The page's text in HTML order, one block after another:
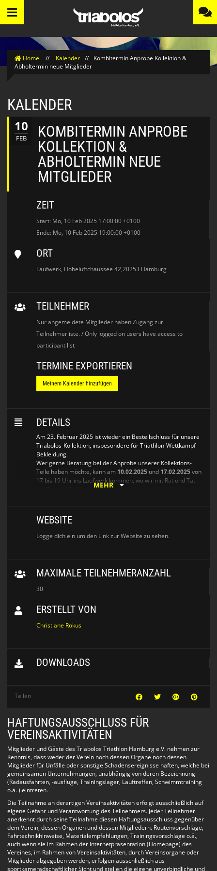
Home // Kalender //
Kombitermin Anprobe Kollektion &
Abholtermin neue Mitglieder
KALENDER
10
FEB
KOMBITERMIN ANPROBE
KOLLEKTION &
ABHOLTERMIN NEUE
MITGLIEDER
ZEIT
Start: Mo, 10 Feb 2025 17:00:00 +0100
Ende: Mo, 10 Feb 2025 19:00:00 +0100
ORT
Laufwerk, Hoheluftchaussee 42,20253 Hamburg
TEILNEHMER
Nur angemeldete Mitglieder haben Zugang zur
Teilnehmerliste. / Only logged on users have access to
participant list
TERMINE EXPORTIEREN
Meinem Kalender hinzufügen
MEHR
DETAILS
Am 23. Februar 2025 ist wieder ein Bestellschluss für unsere
Triabolos-Kollektion, insbesondere für Triathlon-Wettkampf-
Bekleidung.
Wer gerne Beratung bei der Anprobe unserer Kollektions-
Teile haben möchte, kann am 10.02.2025 und 17.02.2025von
17 bis 19 Uhr ins Laufwerk kommen, wo wir mit Rat und Tat
Laufwerk für neue Mitglieder ihr Starterpaket abzuholen.
Zum Soforterwerb bieten wir Beanies in schwarz und
magenta an sowie Caps, Rucksäcke und Radflaschen.
Bitte tragt euch für den ABHOLTERMIN in den Kalender ein,
WEBSITE
Logge dich ein um den Link zur Website zu sehen.
MAXIMALE TEILNEHMERANZAHL
30
ERSTELLT VON
Christiane Rokus
DOWNLOADS
Teilen
HAFTUNGSAUSSCHLUSS FÜR
VEREINSAKTIVITÄTEN
Mitglieder und Gäste des Triabolos Triathlon Hamburg e.V. nehmen zur
Kenntnis, dass weder der Verein noch dessen Organe noch dessen
Mitglieder für Unfälle oder sonstige Schadensereignisse haften, welche bei
gemeinsamen Unternehmungen, unabhängig von deren Bezeichnung
(Radausfahrten, -ausflüge, Trainingslager, Lauftreffen, Schwimmtraining
o.ä. ) eintreten.
Die Teilnahme an derartigen Vereinsaktivitäten erfolgt ausschließlich auf
eigene Gefahr und Verantwortung des Teilnehmers. Jeder Teilnehmer
anerkennt durch seine Teilnahme diesen Haftungsausschluss gegenüber
dem Verein, dessen Organen und dessen Mitgliedern. Routenvorschläge,
Fahrtechnikhinweise, Materialempfehlungen, Trainingsvorschläge o.ä.,
auch wenn sie im Rahmen der Internetpräsentation (Homepage) des
Vereines, im Rahmen von Vereinsaktivitäten, durch Vereinsorgane oder
Mitglieder abgegeben werden, erfolgen ausschließlich aus
sportkameradschaftlicher Sicht und stellen die eigene unverbindliche und